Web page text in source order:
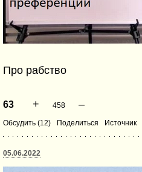
Про рабство
63 + 458 –
Обсудить (12) Поделиться Источник
05.06.2022